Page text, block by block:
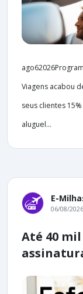
Viagens acabou
seus clientes
aluguel...
E-
06/08/2026
Até 40